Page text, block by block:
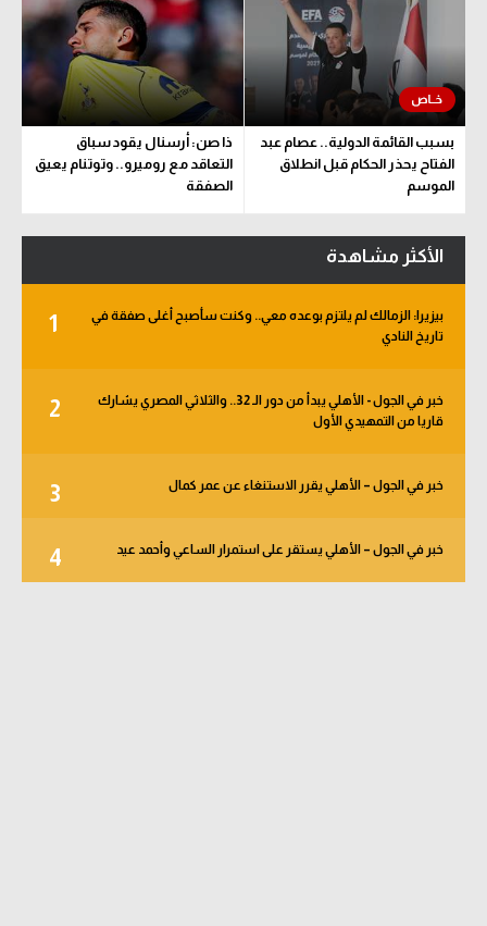
بسبب القائمة الدولية.. عصام عبد
الفتاح يحذر الحكام قبل انطلاق
الموسم
ذا صن: أرسنال يقود سباق
التعاقد مع روميرو.. وتوتنام يعيق
الصفقة
الأكثر مشاهدة
1
بيزيرا: الزمالك لم يلتزم بوعده معي.. وكنت سأصبح أغلى صفقة في
تاريخ النادي
2
خبر في الجول - الأهلي يبدأ من دور الـ 32.. والثلاثي المصري يشارك
قاريا من التمهيدي الأول
3 خبر في الجول – الأهلي يقرر الاستنغاء عن عمر كمال
4 خبر في الجول – الأهلي يستقر على استمرار الساعي وأحمد عيد